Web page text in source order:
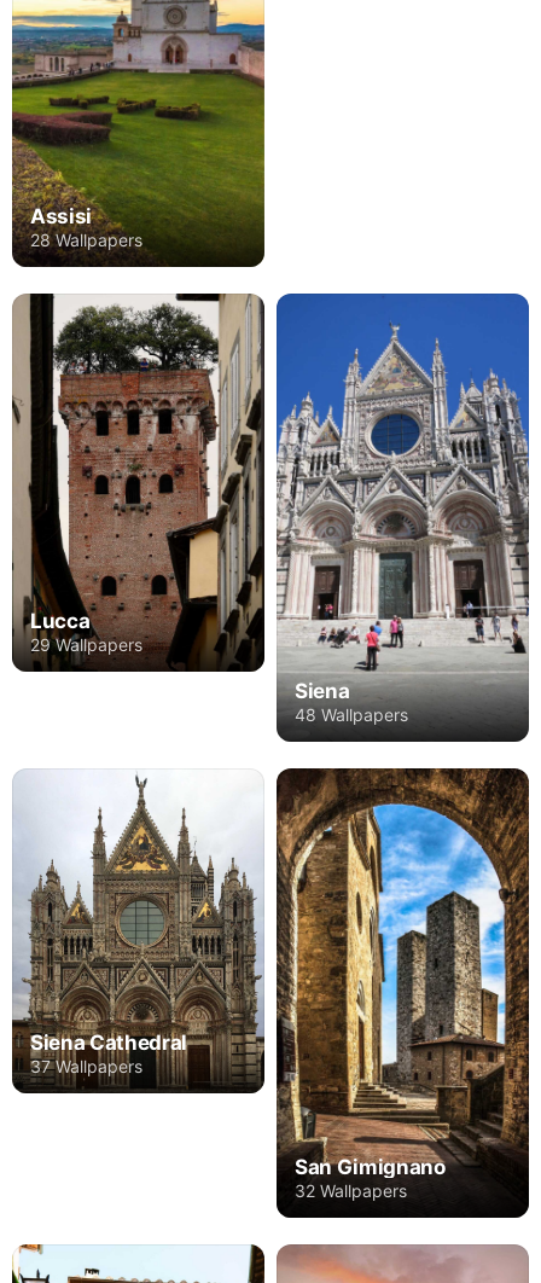
Assisi
28 Wallpapers
Lucca
29 Wallpapers
Siena
48 Wallpapers
Siena Cathedral
37 Wallpapers
San Gimignano
32 Wallpapers